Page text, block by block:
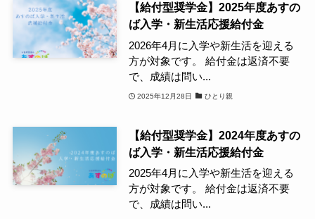
【給付型奨学金】2025年度あすの
ば入学・新生活応援給付金
2026年4月に入学や新生活を迎える
方が対象です。 給付金は返済不要
で、成績は問い...
2025年12月28日 ひとり親
【給付型奨学金】2024年度あすの
ば入学・新生活応援給付金
2025年4月に入学や新生活を迎える
方が対象です。 給付金は返済不要
で、成績は問い...